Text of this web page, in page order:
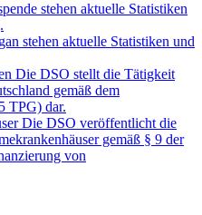
stehen aktuelle Statistiken
stehen aktuelle Statistiken und
Die DSO stellt die Tätigkeit
gemäß dem
TPG) dar.
Die DSO veröffentlicht die
gemäß § 9 der
von